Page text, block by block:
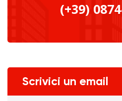
(+39)
Scrivici un email